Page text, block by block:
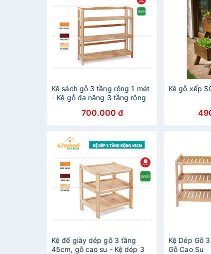
Kệ sách gỗ 3 tầng rộng 1 mét
- Kệ gỗ đa năng 3 tầng rộng
700.000 đ
Kệ gỗ xếp
Kệ để giày dép gỗ 3 tầng
45cm, gỗ cao su - Kệ dép 3
Kệ Dép Gỗ
Gỗ Cao Su